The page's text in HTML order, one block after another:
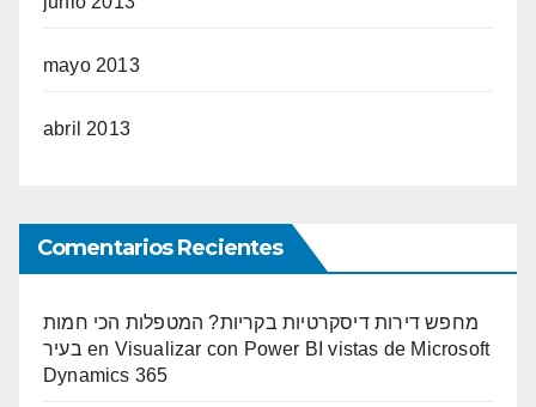
mayo 2013
abril 2013
Comentarios Recientes
מחפש דירות דיסקרטיות בקריות? המטפלות הכי חמות
בעיר en Visualizar con Power BI vistas de Microsoft
Dynamics 365